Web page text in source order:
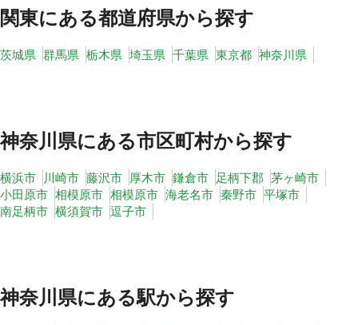
関東にある都道府県から探す
茨城県 群馬県 栃木県 埼玉県 千葉県 東京都 神奈川県
神奈川県にある市区町村から探す
横浜市 川崎市 藤沢市 厚木市 鎌倉市 足柄下郡 茅ヶ崎市
小田原市 相模原市 相模原市 海老名市 秦野市 平塚市
南足柄市 横須賀市 逗子市
神奈川県にある駅から探す